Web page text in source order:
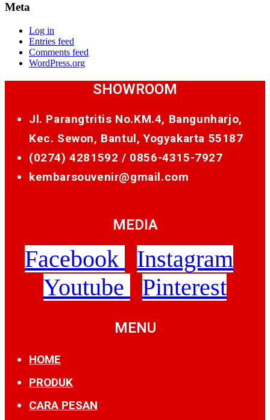
Meta
Log in
Entries feed
Comments feed
WordPress.org
SHOWROOM
Jl. Parangtritis No.KM.4, Bangunharjo,
Kec. Sewon, Bantul, Yogyakarta 55187
(0274) 4281592 / 0856-4315-7927
kembarsouvenir@gmail.com
MEDIA
Facebook
Instagram
Youtube
Pinterest
MENU
HOME
PRODUK
CARA PESAN